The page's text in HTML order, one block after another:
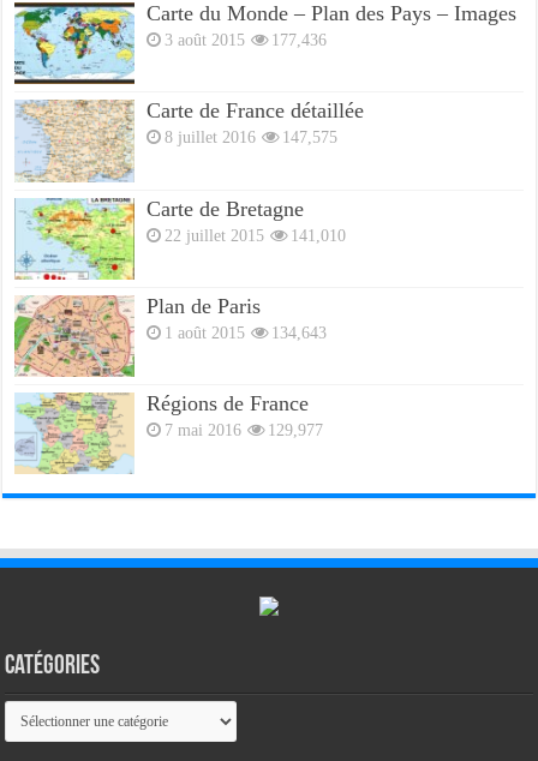
Carte du Monde – Plan des Pays – Images
3 août 2015 177,436
Carte de France détaillée
8 juillet 2016 147,575
Carte de Bretagne
22 juillet 2015 141,010
Plan de Paris
1 août 2015 134,643
Régions de France
7 mai 2016 129,977
Catégories
Catégories